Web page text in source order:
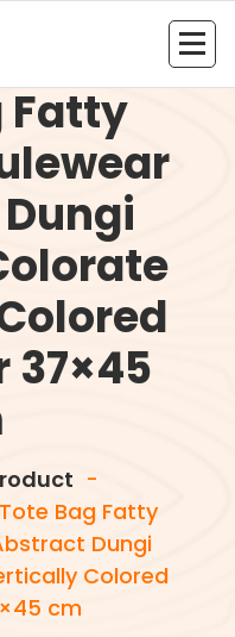
Fatty
-
Bag Fatty
Dungi
Colored
cm